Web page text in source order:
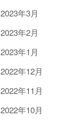
2023年3月
2023年2月
2023年1月
2022年12月
2022年11月
2022年10月